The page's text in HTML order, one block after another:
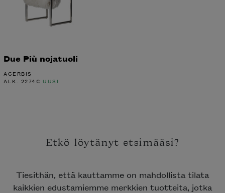
Due Più nojatuoli
ACERBIS
ALK. 2274€ UUSI
Etkö löytänyt etsimääsi?
Tiesithän, että kauttamme on mahdollista tilata
kaikkien edustamiemme merkkien tuotteita, jotka